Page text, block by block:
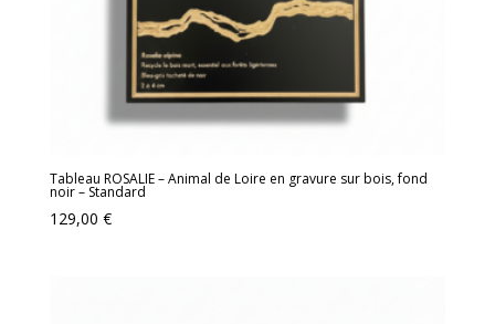
Tableau ROSALIE – Animal de Loire en gravure sur bois, fond
noir – Standard
129,00 €